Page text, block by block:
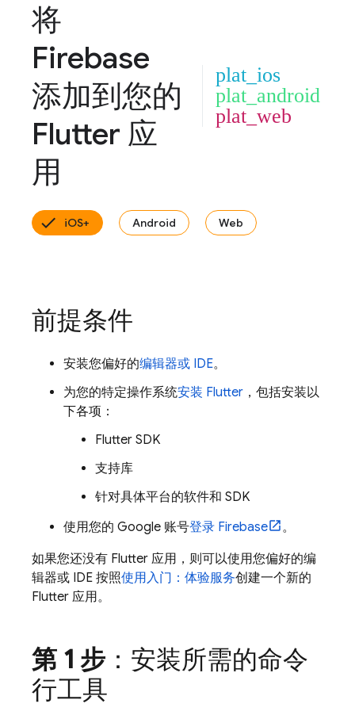
将
Firebase
添加到您的
Flutter 应
用
plat_ios
plat_android
plat_web
iOS+ Android Web
前提条件
安装您偏好的编辑器或 IDE。
为您的特定操作系统安装 Flutter ，包括安装以
下各项：
Flutter SDK
支持库
针对具体平台的软件和 SDK
使用您的 Google 账号登录 Firebase
。
如果您还没有 Flutter 应用，则可以使用您偏好的编
辑器或 IDE 按照使用入门：体验服务创建一个新的
Flutter 应用。
第 1 步 ：安装所需的命令
行工具